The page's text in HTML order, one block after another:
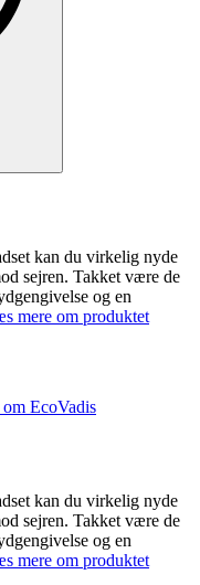
kan du virkelig nyde
sejren. Takket være de
og en
mere om produktet
EcoVadis
kan du virkelig nyde
sejren. Takket være de
og en
mere om produktet